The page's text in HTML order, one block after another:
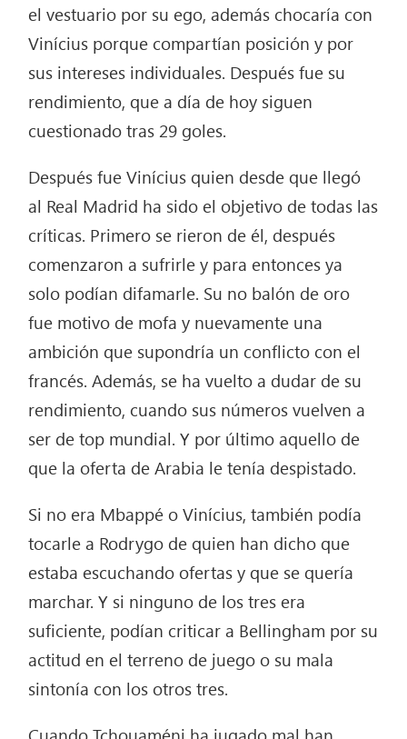
el vestuario por su ego, además chocaría con
Vinícius porque compartían posición y por
sus intereses individuales. Después fue su
rendimiento, que a día de hoy siguen
cuestionado tras 29 goles.
Después fue Vinícius quien desde que llegó
al Real Madrid ha sido el objetivo de todas las
críticas. Primero se rieron de él, después
comenzaron a sufrirle y para entonces ya
solo podían difamarle. Su no balón de oro
fue motivo de mofa y nuevamente una
ambición que supondría un conflicto con el
francés. Además, se ha vuelto a dudar de su
rendimiento, cuando sus números vuelven a
ser de top mundial. Y por último aquello de
que la oferta de Arabia le tenía despistado.
Si no era Mbappé o Vinícius, también podía
tocarle a Rodrygo de quien han dicho que
estaba escuchando ofertas y que se quería
marchar. Y si ninguno de los tres era
suficiente, podían criticar a Bellingham por su
actitud en el terreno de juego o su mala
sintonía con los otros tres.
Cuando Tchouaméni ha jugado mal han